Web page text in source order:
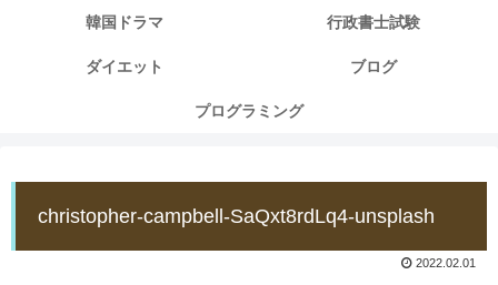
韓国ドラマ 行政書士試験
ダイエット ブログ
プログラミング
christopher-campbell-SaQxt8rdLq4-unsplash
2022.02.01